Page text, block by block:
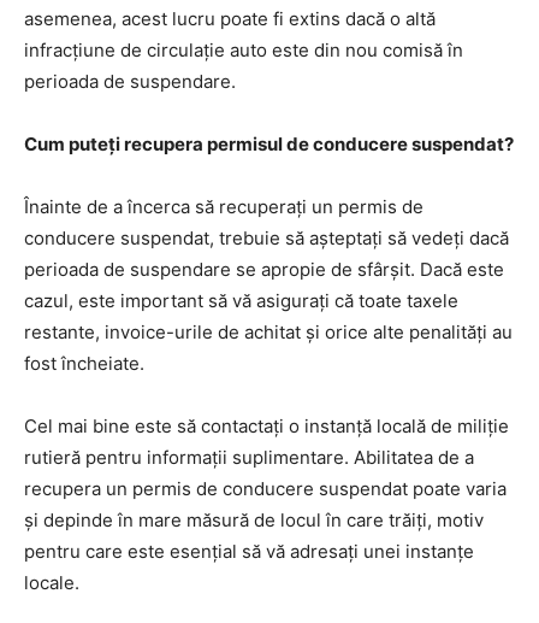
asemenea, acest lucru poate fi extins dacă o altă
infracțiune de circulație auto este din nou comisă în
perioada de suspendare.
Cum puteți recupera permisul de conducere suspendat?
Înainte de a încerca să recuperați un permis de
conducere suspendat, trebuie să așteptați să vedeți dacă
perioada de suspendare se apropie de sfârșit. Dacă este
cazul, este important să vă asigurați că toate taxele
restante, invoice-urile de achitat și orice alte penalități au
fost încheiate.
Cel mai bine este să contactați o instanță locală de miliție
rutieră pentru informații suplimentare. Abilitatea de a
recupera un permis de conducere suspendat poate varia
și depinde în mare măsură de locul în care trăiți, motiv
pentru care este esențial să vă adresați unei instanțe
locale.